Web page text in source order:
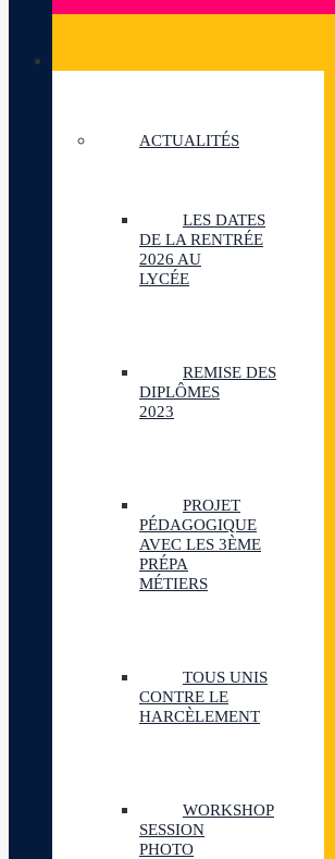
ACTUALITÉS
LES DATES
DE LA RENTRÉE
2026 AU
LYCÉE
REMISE DES
DIPLÔMES
2023
PROJET
PÉDAGOGIQUE
AVEC LES 3ÈME
PRÉPA
MÉTIERS
TOUS UNIS
CONTRE LE
HARCÈLEMENT
WORKSHOP
SESSION
PHOTO